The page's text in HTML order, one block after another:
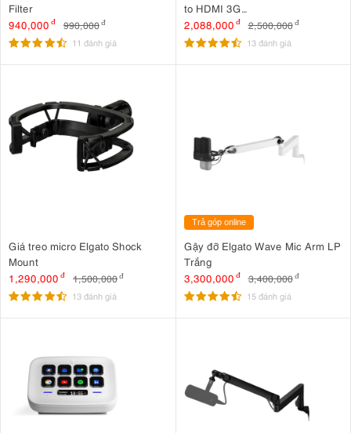
Filter
940,000 đ 990,000đ
11 đánh giá
to HDMI 3G
(CONVCMIC/SH03G)
2,088,000 đ 2,500,000 đ
13 đánh giá
Giá treo micro Elgato Shock
Mount
1,290,000 đ 1,500,000đ
13 đánh giá
Trả góp online
Gậy đỡ Elgato Wave Mic Arm LP
Trắng
3,300,000 đ 3,400,000 đ
15 đánh giá